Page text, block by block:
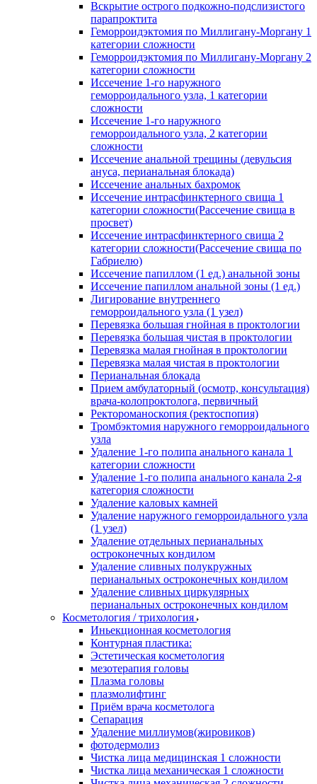
Вскрытие острого подкожно-подслизистого
парапроктита
Геморроидэктомия по Миллигану-Моргану 1
категории сложности
Геморроидэктомия по Миллигану-Моргану 2
категории сложности
Иссечение 1-го наружного
геморроидального узла, 1 категории
сложности
Иссечение 1-го наружного
геморроидального узла, 2 категории
сложности
Иссечение анальной трещины (девульсия
ануса, перианальная блокада)
Иссечение анальных бахромок
Иссечение интрасфинктерного свища 1
категории сложности(Рассечение свища в
просвет)
Иссечение интрасфинктерного свища 2
категории сложности(Рассечение свища по
Габриелю)
Иссечение папиллом (1 ед.) анальной зоны
Иссечение папиллом анальной зоны (1 ед.)
Лигирование внутреннего
геморроидального узла (1 узел)
Перевязка большая гнойная в проктологии
Перевязка большая чистая в проктологии
Перевязка малая гнойная в проктологии
Перевязка малая чистая в проктологии
Перианальная блокада
Прием амбулаторный (осмотр, консультация)
врача-колопроктолога, первичный
Ректороманоскопия (ректоспопия)
Тромбэктомия наружного геморроидального
узла
Удаление 1-го полипа анального канала 1
категории сложности
Удаление 1-го полипа анального канала 2-я
категория сложности
Удаление каловых камней
Удаление наружного геморроидального узла
(1 узел)
Удаление отдельных перианальных
остроконечных кондилом
Удаление сливных полукружных
перианальных остроконечных кондилом
Удаление сливных циркулярных
перианальных остроконечных кондилом
Косметология / трихология
Иньекционная косметология
Контурная пластика:
Эстетическая косметология
мезотерапия головы
Плазма головы
плазмолифтинг
Приём врача косметолога
Сепарация
Удаление миллиумов(жировиков)
фотодермолиз
Чистка лица медицинская 1 сложности
Чистка лица механическая 1 сложности